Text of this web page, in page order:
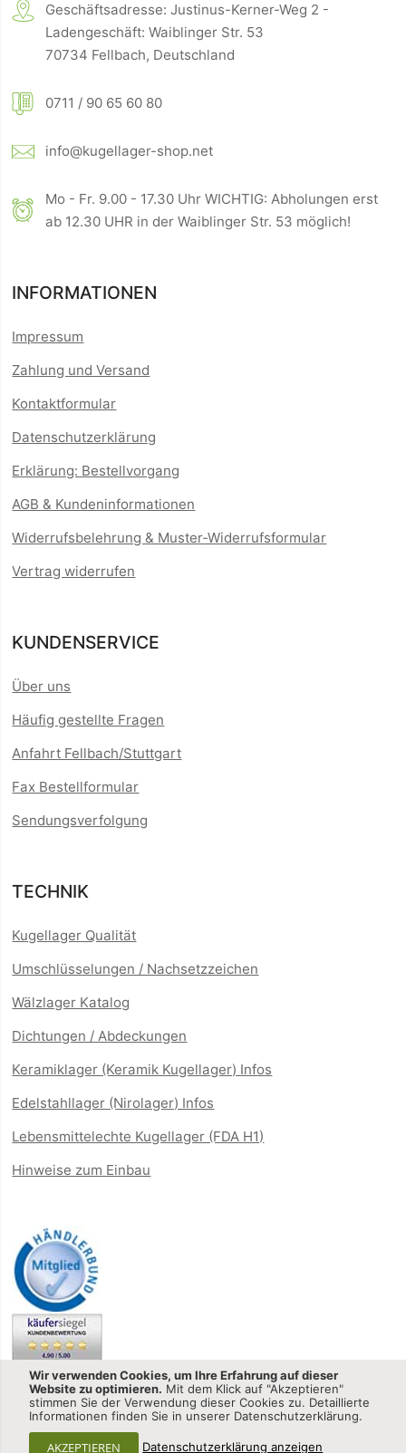
Wir verwenden Cookies, um Ihre Erfahrung auf dieser
Website zu optimieren. Mit dem Klick auf "Akzeptieren"
stimmen Sie der Verwendung dieser Cookies zu. Detaillierte
Informationen finden Sie in unserer Datenschutzerklärung.
AKZEPTIEREN Datenschutzerklärung anzeigen
Geschäftsadresse: Justinus-Kerner-Weg 2 -
Ladengeschäft: Waiblinger Str. 53
70734 Fellbach, Deutschland
0711 / 90 65 60 80
info@kugellager-shop.net
Mo - Fr. 9.00 - 17.30 Uhr WICHTIG: Abholungen erst
ab 12.30 UHR in der Waiblinger Str. 53 möglich!
INFORMATIONEN
Impressum
Zahlung und Versand
Kontaktformular
Datenschutzerklärung
Erklärung: Bestellvorgang
AGB & Kundeninformationen
Widerrufsbelehrung & Muster-Widerrufsformular
Vertrag widerrufen
KUNDENSERVICE
Über uns
Häufig gestellte Fragen
Anfahrt Fellbach/Stuttgart
Fax Bestellformular
Sendungsverfolgung
TECHNIK
Kugellager Qualität
Umschlüsselungen / Nachsetzzeichen
Wälzlager Katalog
Dichtungen / Abdeckungen
Keramiklager (Keramik Kugellager) Infos
Edelstahllager (Nirolager) Infos
Lebensmittelechte Kugellager (FDA H1)
Hinweise zum Einbau
Reserved.